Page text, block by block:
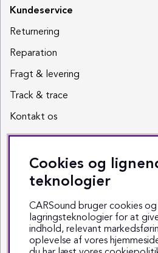
Kundeservice
Returnering
Reparation
Fragt & levering
Track & trace
Kontakt os
Sociale medier
Facebook
Instagram
Youtube
TikTok
Cookies og
teknologier
CARSound bruger cookies
lagringsteknologier for at
indhold, relevant
oplevelse af vores